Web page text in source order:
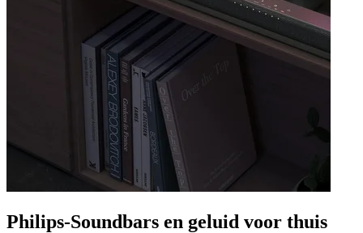
Philips-Soundbars en geluid voor thuis